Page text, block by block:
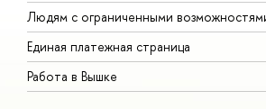
Людям с ограниченными
Единая платежная страница
Работа в Вышке